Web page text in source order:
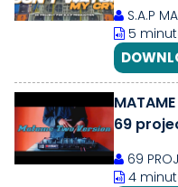
S.A.P
5
69
69
4